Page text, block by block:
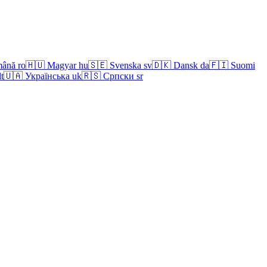
ro🇭🇺 Magyar hu🇸🇪 Svenska sv🇩🇰 Dansk da🇫🇮 Suomi
🇺🇦 Українська uk🇷🇸 Српски sr